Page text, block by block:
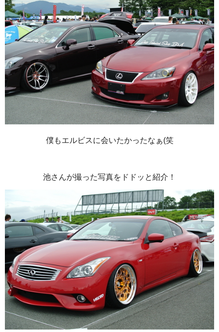
僕もエルビスに会いたかったなぁ(笑
池さんが撮った写真をドドッと紹介！